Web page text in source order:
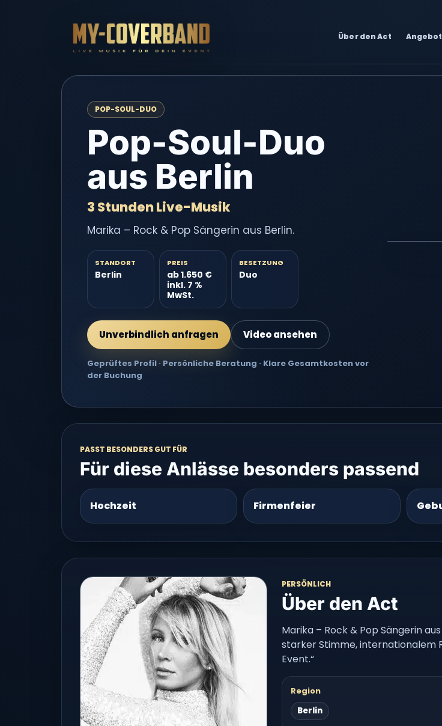
Über den Act
POP-SOUL-DUO
Pop-Soul-Duo
aus Berlin
3 Stunden Live-Musik
Marika – Rock & Pop Sängerin aus Berlin.
STANDORT
Berlin
PREIS
ab 1.650 €
inkl. 7 %
MwSt.
BESETZUNG
Duo
Unverbindlich anfragen Video ansehen
Geprüftes Profil · Persönliche Beratung · Klare Gesamtkosten vor
der Buchung
PASST BESONDERS GUT FÜR
Für diese Anlässe besonders passend
Hochzeit Firmenfeier
PERSÖNLICH
Über den Act
Marika – Rock & Pop Sängerin
starker Stimme, internationalem
Event.“
Region
Berlin